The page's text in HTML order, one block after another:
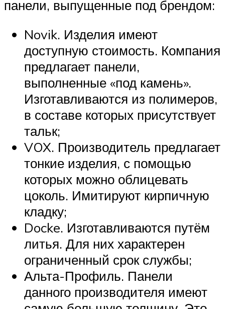
панели, выпущенные под брендом:
Novik. Изделия имеют
доступную стоимость. Компания
предлагает панели,
выполненные «под камень».
Изготавливаются из полимеров,
в составе которых присутствует
тальк;
VOX. Производитель предлагает
тонкие изделия, с помощью
которых можно облицевать
цоколь. Имитируют кирпичную
кладку;
Docke. Изготавливаются путём
литья. Для них характерен
ограниченный срок службы;
Альта-Профиль. Панели
данного производителя имеют